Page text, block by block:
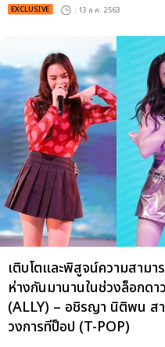
EXCLUSIVE : 13 ก.ค. 2563
เติบโตและพิสูจน์ความสาม
ห่างกันมานานในช่วงล็อกด
(ALLY) – อชิรญา นิติพน ส
วงการทีป็อป (T-POP)